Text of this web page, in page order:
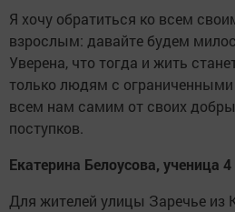
Я хочу обратиться ко всем
взрослым: давайте будем
Уверена, что тогда и жить
только людям с
всем нам самим от своих
поступков.
Екатерина Белоусова, ученица
Для жителей улицы Заречье из